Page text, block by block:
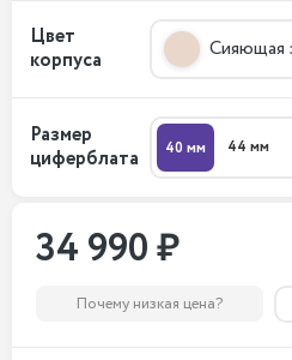
Цвет
корпуса
Сияющая
Размер
циферблата
40 мм 44 мм
34 990 ₽
Почему низкая цена?